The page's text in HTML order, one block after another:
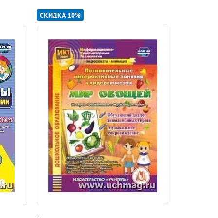
осознавать последствия своих
знаний, если знания преподносятся в
сравнивать и обобщать собственные
их мышления, творческих способностей,
знаний, а пониманию и оценке
СКИДКА 10%